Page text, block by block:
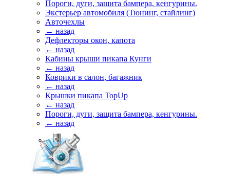
Пороги, дуги, защита бампера, кенгурины.
Экстерьер автомобиля (Тюнинг, стайлинг)
Авточехлы
← назад
Дефлекторы окон, капота
← назад
Кабины крыши пикапа Кунги
← назад
Коврики в салон, багажник
← назад
Крышки пикапа TopUp
← назад
Пороги, дуги, защита бампера, кенгурины.
← назад